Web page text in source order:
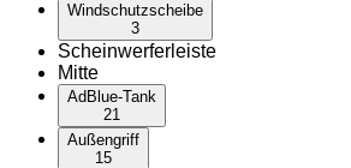
Windschutzscheibe
3
Scheinwerferleiste
Mitte
AdBlue-Tank
21
Außengriff
15